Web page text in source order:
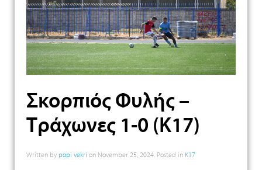
Σκορπιός Φυλής –
Τράχωνες 1-0 (Κ17)
Written by popi vekri on November 25, 2024. Posted in K17